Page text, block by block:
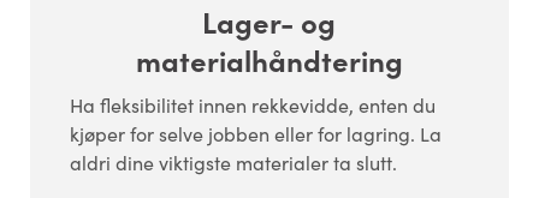
Lager- og
materialhåndtering
Ha fleksibilitet innen rekkevidde, enten du
kjøper for selve jobben eller for lagring. La
aldri dine viktigste materialer ta slutt.